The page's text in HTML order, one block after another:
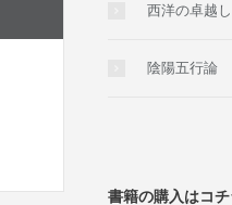
西洋の卓越
陰陽五行論
書籍の購入はコチ